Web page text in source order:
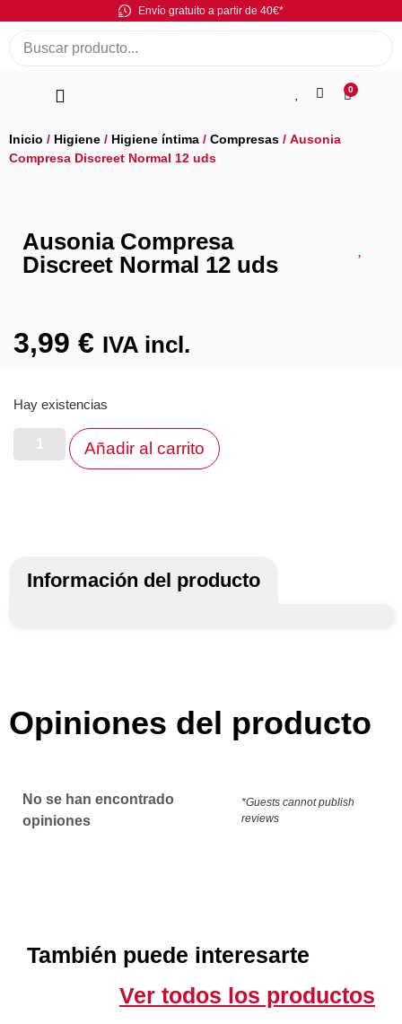
Envío gratuito a partir de 40€*
0
Inicio / Higiene / Higiene íntima / Compresas / Ausonia
Compresa Discreet Normal 12 uds
Ausonia Compresa
Discreet Normal 12 uds
3,99 € IVA incl.
Hay existencias
Añadir al carrito
Información del producto
Opiniones del producto
No se han encontrado
opiniones
*Guests cannot publish
reviews
También puede interesarte
Ver todos los productos